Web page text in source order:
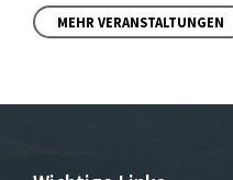
MEHR VERANSTALTUNGEN